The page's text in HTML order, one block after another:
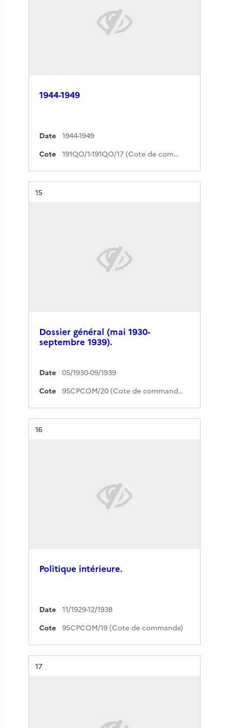
1944-1949
Date
1944-1949
Cote
191QO/1-191QO/17 (Cote de commande)
Résultat n°
15
Dossier général (mai 1930-
septembre 1939).
Date
05/1930-09/1939
Cote
95CPCOM/20 (Cote de commande)
Résultat n°
16
Politique intérieure.
Date
11/1929-12/1938
Cote
95CPCOM/19 (Cote de commande)
Résultat n°
17